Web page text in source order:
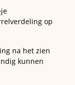
op
na het zien
kunnen